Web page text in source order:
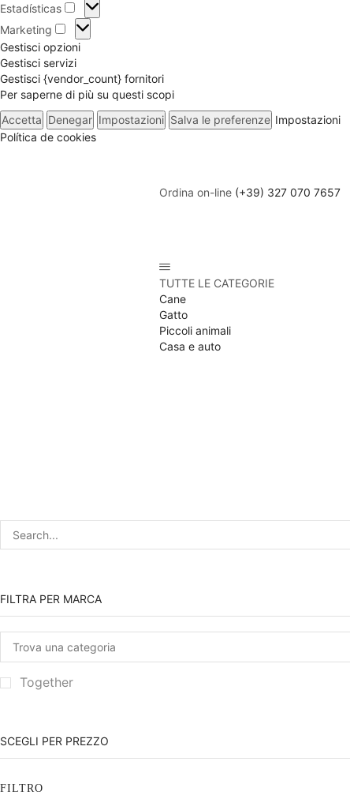
Estadísticas
Marketing
Gestisci opzioni
Gestisci servizi
Gestisci {vendor_count} fornitori
Per saperne di più su questi scopi
Accetta Denegar Impostazioni Salva le preferenze Impostazioni
Política de cookies
Ordina on-line (+39) 327 070 7657
TUTTE LE CATEGORIE
Cane
Gatto
Piccoli animali
Casa e auto
FILTRA PER MARCA
Together
SCEGLI PER PREZZO
FILTRO